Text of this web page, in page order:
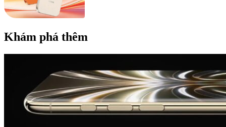
Khám phá thêm